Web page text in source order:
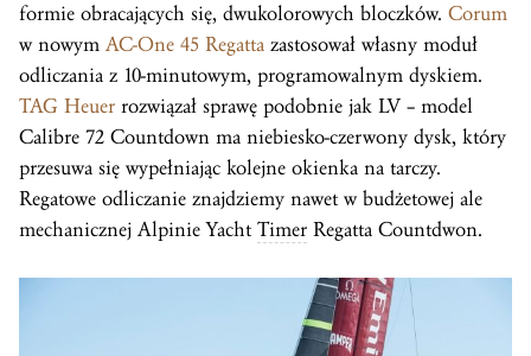
formie obracających się, dwukolorowych bloczków. Corum
w nowym AC-One 45 Regatta zastosował własny moduł
odliczania z 10-minutowym, programowalnym dyskiem.
TAG Heuer rozwiązał sprawę podobnie jak LV – model
Calibre 72 Countdown ma niebiesko-czerwony dysk, który
przesuwa się wypełniając kolejne okienka na tarczy.
Regatowe odliczanie znajdziemy nawet w budżetowej ale
mechanicznej Alpinie YachtTimer Regatta Countdwon.